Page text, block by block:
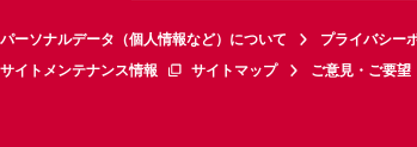
パーソナルデータ（個人情報など）について プライバシー
サイトメンテナンス情報
サイトマップ ご意見・ご要望